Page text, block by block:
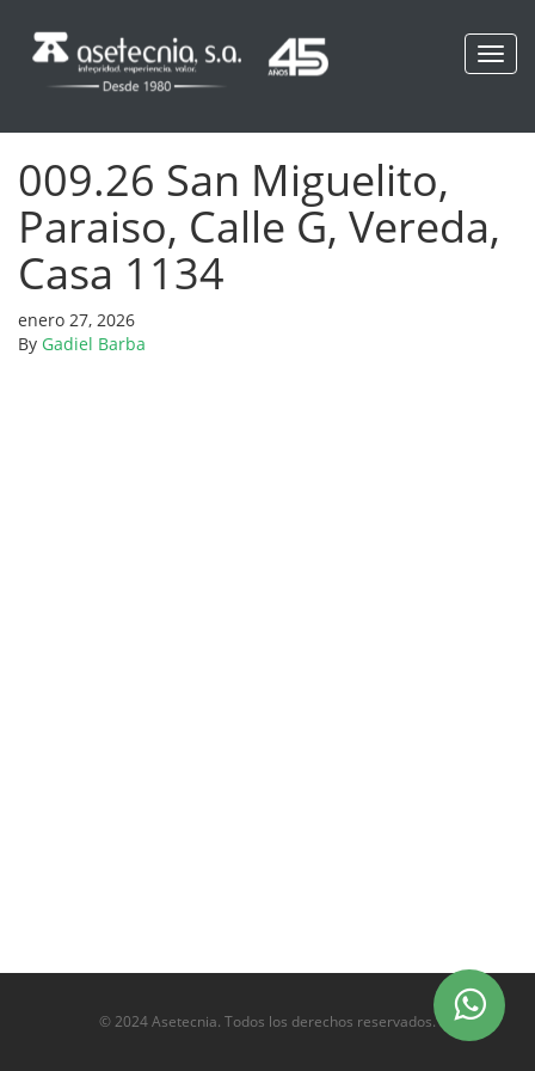
009.26 San Miguelito,
Paraiso, Calle G, Vereda,
Casa 1134
enero 27, 2026
By Gadiel Barba
© 2024 Asetecnia. Todos los derechos reservados.